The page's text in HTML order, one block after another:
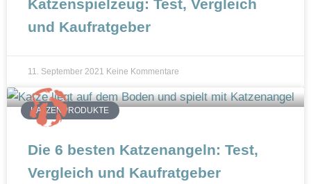
Katzenspielzeug: Test, Vergleich
und Kaufratgeber
11. September 2021 Keine Kommentare
KATZENPRODUKTE
Die 6 besten Katzenangeln: Test,
Vergleich und Kaufratgeber